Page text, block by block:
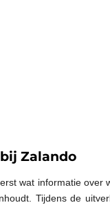
Zalando
wat informatie over
Tijdens de